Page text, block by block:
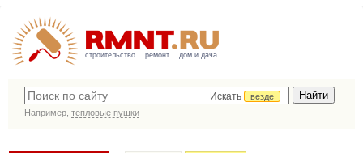
строительство ремонт дом и дача
Искать
везде
Например, тепловые пушки